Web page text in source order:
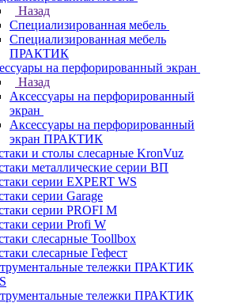
Назад
Cпециализированная мебель
Специализированная мебель
ПРАКТИК
на перфорированный экран
Назад
Аксессуары на перфорированный
экран
Аксессуары на перфорированный
экран ПРАКТИК
и столы слесарные KronVuz
металлические серии ВП
серии EXPERT WS
серии Garage
серии PROFI M
серии Profi W
слесарные Toollbox
слесарные Гефест
тележки ПРАКТИК
тележки ПРАКТИК